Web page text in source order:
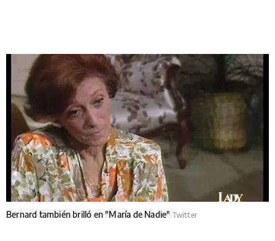
Bernard también brilló en "María de Nadie" Twitter